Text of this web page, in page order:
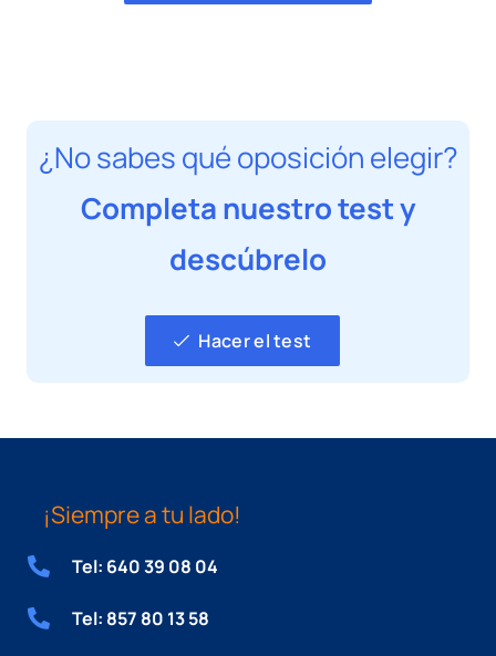
¿No sabes qué oposición elegir?
Completa nuestro test y
descúbrelo
Hacer el test
¡Siempre a tu lado!
Tel: 640 39 08 04
Tel: 857 80 13 58